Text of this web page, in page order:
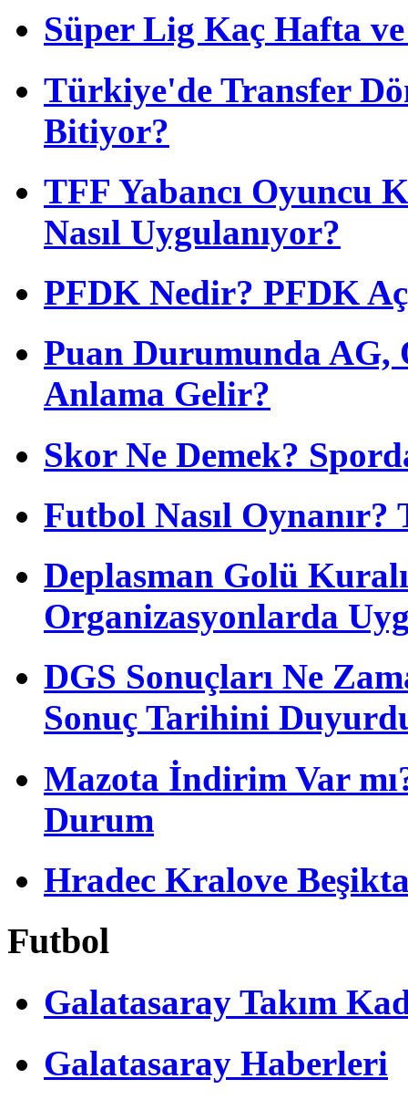
Süper Lig Kaç Hafta
Türkiye'de Transfer
Bitiyor?
TFF Yabancı Oyuncu
Nasıl Uygulanıyor?
PFDK Nedir? PFDK
Puan Durumunda AG,
Anlama Gelir?
Skor Ne Demek?
Futbol Nasıl
Deplasman Golü
Organizasyonlarda
DGS Sonuçları Ne
Sonuç Tarihini
Mazota İndirim Var
Durum
Hradec Kralove
Futbol
Galatasaray Takım
Galatasaray Haberleri